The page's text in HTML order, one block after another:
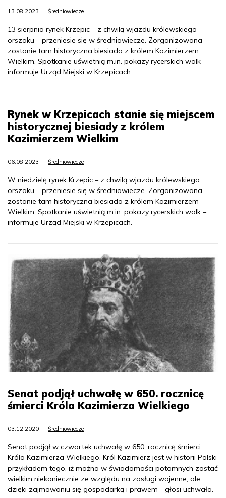
13.08.2023 Średniowiecze
13 sierpnia rynek Krzepic – z chwilą wjazdu królewskiego
orszaku – przeniesie się w średniowiecze. Zorganizowana
zostanie tam historyczna biesiada z królem Kazimierzem
Wielkim. Spotkanie uświetnią m.in. pokazy rycerskich walk –
informuje Urząd Miejski w Krzepicach.
Rynek w Krzepicach stanie się miejscem
historycznej biesiady z królem
Kazimierzem Wielkim
06.08.2023 Średniowiecze
W niedzielę rynek Krzepic – z chwilą wjazdu królewskiego
orszaku – przeniesie się w średniowiecze. Zorganizowana
zostanie tam historyczna biesiada z królem Kazimierzem
Wielkim. Spotkanie uświetnią m.in. pokazy rycerskich walk –
informuje Urząd Miejski w Krzepicach.
Senat podjął uchwałę w 650. rocznicę
śmierci Króla Kazimierza Wielkiego
03.12.2020 Średniowiecze
Senat podjął w czwartek uchwałę w 650. rocznicę śmierci
Króla Kazimierza Wielkiego. Król Kazimierz jest w historii Polski
przykładem tego, iż można w świadomości potomnych zostać
wielkim niekoniecznie ze względu na zasługi wojenne, ale
dzięki zajmowaniu się gospodarką i prawem - głosi uchwała.